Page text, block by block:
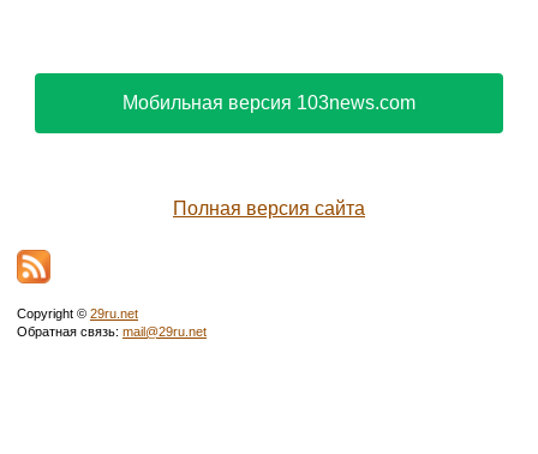
Мобильная версия 103news.com
Полная версия сайта
Copyright © 29ru.net
Обратная связь: mail@29ru.net